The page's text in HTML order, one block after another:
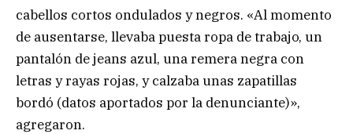
cabellos cortos ondulados y negros. «Al momento
de ausentarse, llevaba puesta ropa de trabajo, un
pantalón de jeans azul, una remera negra con
letras y rayas rojas, y calzaba unas zapatillas
bordó (datos aportados por la denunciante)»,
agregaron.